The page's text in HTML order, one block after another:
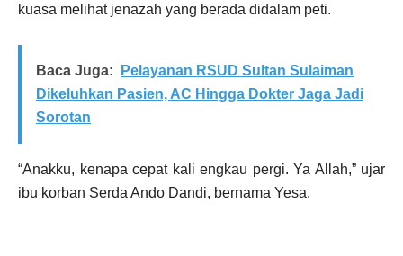
kuasa melihat jenazah yang berada didalam peti.
Baca Juga:
Pelayanan RSUD Sultan Sulaiman
Dikeluhkan Pasien, AC Hingga Dokter Jaga Jadi
Sorotan
“Anakku, kenapa cepat kali engkau pergi. Ya Allah,” ujar
ibu korban Serda Ando Dandi, bernama Yesa.